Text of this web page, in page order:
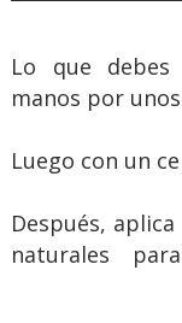
Lo que
manos por
Luego con un
Después,
naturales